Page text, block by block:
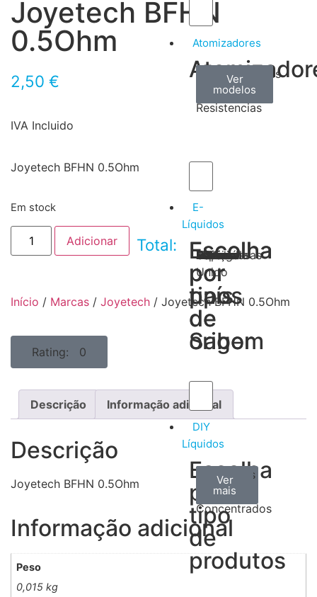
Atomizadores
Claromizadores
Ver
modelos
Reconstruíveis
Ver
modelos
Resistencias
Ver
modelos
E-
Líquidos
Escolha
por
tipos
de
Sabor
Tabaco
Frutas
Bebidas
Frescos
Sobremesas
Escolha
por
país
de
origem
Portugal
Alemanha
USA
Reino
Unido
Canadá
França
Malásia
Filipinas
Espanha
Polónia
Grécia
DIY
Líquidos
Escolha
por
tipo
de
produtos
Aromas
Concentrados
Ver
todos
Bases
Ver
mais
Accesorios
Ver
mais
Joyetech BFHN
0.5Ohm
2,50 €
IVA Incluido
Joyetech BFHN 0.5Ohm
Em stock
Adicionar Total:
Início / Marcas / Joyetech / Joyetech BFHN 0.5Ohm
Rating: 0
Descrição Informação adicional
Descrição
Joyetech BFHN 0.5Ohm
Informação adicional
Peso
0,015 kg